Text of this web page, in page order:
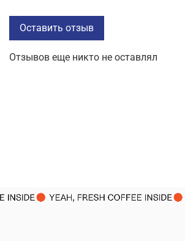
Отзывов еще никто не оставлял
Оставить отзыв